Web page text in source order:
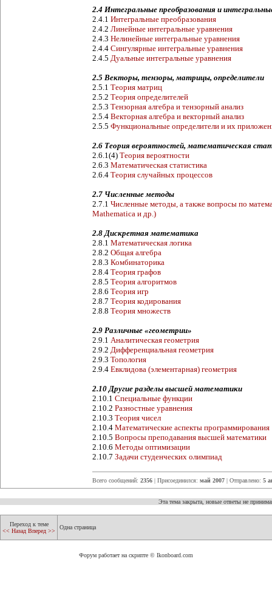
2.4 Интегральные преобразования и
2.4.1 Интегральные преобразования
2.4.2 Линейные интегральные уравнения
2.4.3 Нелинейные интегральные уравнения
2.4.4 Сингулярные интегральные уравнения
2.4.5 Дуальные интегральные уравнения
2.5 Векторы, тензоры, матрицы, определители
2.5.1 Теория матриц
2.5.2 Теория определителей
2.5.3 Тензорная алгебра и тензорный анализ
2.5.4 Векторная алгебра и векторный анализ
2.5.5 Функциональные определители и их
2.6 Теория вероятностей, математическая
2.6.1(4) Теория вероятности
2.6.3 Математическая статистика
2.6.4 Теория случайных процессов
2.7 Численные методы
2.7.1 Численные методы, а также вопросы по
Mathematica и др.)
2.8 Дискретная математика
2.8.1 Математическая логика
2.8.2 Общая алгебра
2.8.3 Комбинаторика
2.8.4 Теория графов
2.8.5 Теория алгоритмов
2.8.6 Теория игр
2.8.7 Теория кодирования
2.8.8 Теория множеств
2.9 Различные «геометрии»
2.9.1 Аналитическая геометрия
2.9.2 Дифференциальная геометрия
2.9.3 Топология
2.9.4 Евклидова (элементарная) геометрия
2.10 Другие разделы высшей математики
2.10.1 Специальные функции
2.10.2 Разностные уравнения
2.10.3 Теория чисел
2.10.4 Математические аспекты программирования
2.10.5 Вопросы преподавания высшей математики
2.10.6 Методы оптимизации
2.10.7 Задачи студенческих олимпиад
Всего сообщений: 2356 | Присоединился: май 2007 | Отправлено: 5
Эта тема закрыта, новые ответы не
Переход к теме
<< Назад Вперед >>
Одна страница
Форум работает на скрипте © Ikonboard.com